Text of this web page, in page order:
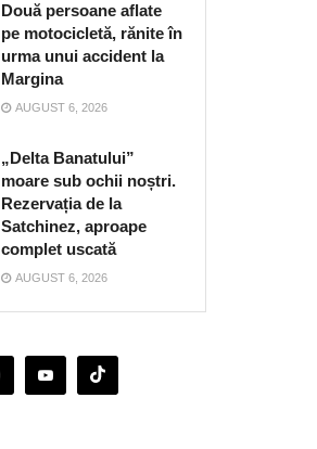
Două persoane aflate
pe motocicletă, rănite în
urma unui accident la
Margina
AUGUST 6, 2026
„Delta Banatului”
moare sub ochii noștri.
Rezervația de la
Satchinez, aproape
complet uscată
AUGUST 6, 2026